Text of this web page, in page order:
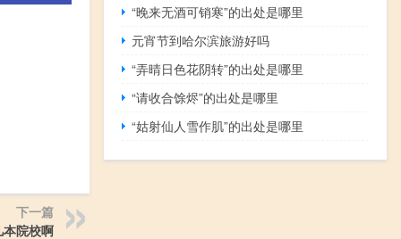
下一篇
院校啊
“晚来无酒可销寒”的出处是哪里
元宵节到哈尔滨旅游好吗
“弄晴日色花阴转”的出处是哪里
“请收合馀烬”的出处是哪里
“姑射仙人雪作肌”的出处是哪里